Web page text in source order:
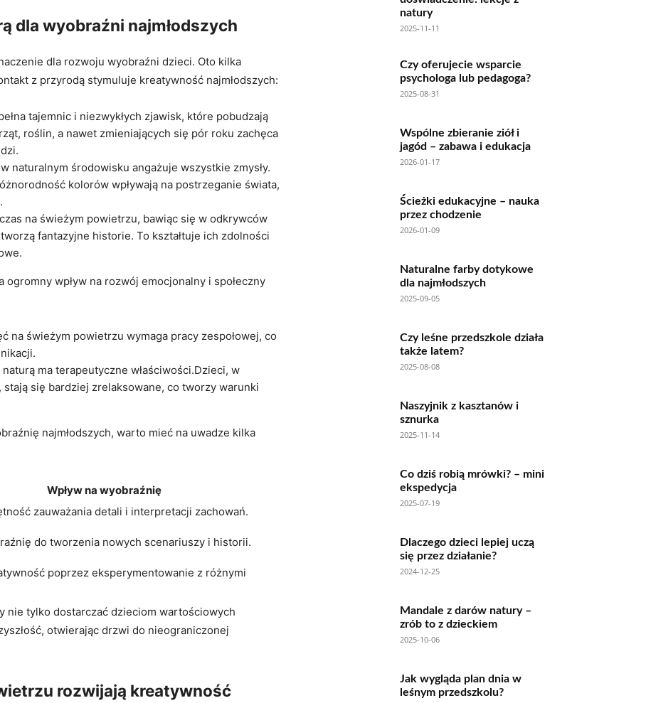
dla wyobraźni najmłodszych
dla rozwoju wyobraźni dzieci. Oto kilka
z przyrodą stymuluje kreatywność najmłodszych:
tajemnic i niezwykłych zjawisk, które pobudzają
roślin, a nawet zmieniających się pór roku zachęca
naturalnym środowisku angażuje wszystkie zmysły.
kolorów wpływają na postrzeganie świata,
na świeżym powietrzu, bawiąc się w odkrywców
fantazyjne historie. To kształtuje ich zdolności
ogromny wpływ na rozwój emocjonalny i społeczny
na świeżym powietrzu wymaga pracy zespołowej, co
naturą ma terapeutyczne właściwości.Dzieci, w
się bardziej zrelaksowane, co tworzy warunki
najmłodszych, warto mieć na uwadze kilka
Wpływ na wyobraźnię
zauważania detali i interpretacji zachowań.
do tworzenia nowych scenariuszy i historii.
poprzez eksperymentowanie z różnymi
nie tylko dostarczać dzieciom wartościowych
otwierając drzwi do nieograniczonej
rozwijają kreatywność
natury
2025-11-11
Czy oferujecie wsparcie
psychologa lub pedagoga?
2025-08-31
Wspólne zbieranie ziół i
jagód – zabawa i edukacja
2026-01-17
Ścieżki edukacyjne – nauka
przez chodzenie
2026-01-09
Naturalne farby dotykowe
dla najmłodszych
2025-09-05
Czy leśne przedszkole działa
także latem?
2025-08-08
Naszyjnik z kasztanów i
sznurka
2025-11-14
Co dziś robią mrówki? – mini
ekspedycja
2025-07-19
Dlaczego dzieci lepiej uczą
się przez działanie?
2024-12-25
Mandale z darów natury –
zrób to z dzieckiem
2025-10-06
Jak wygląda plan dnia w
leśnym przedszkolu?